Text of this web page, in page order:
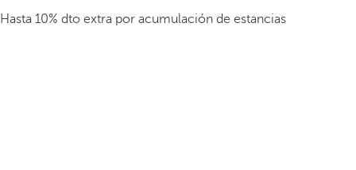
Hasta 10% dto extra por acumulación de estancias